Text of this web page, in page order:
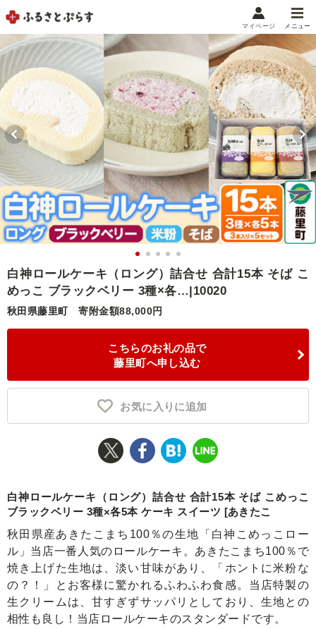
メニュー
マイメニュー
マイページ
お気に入り 閲覧履歴
メニュー
お礼の品から探す
お礼の品をカテゴリや金額で絞り込み
自治体から探す
ランキング
特集・おすすめ
マイページ
白神ロールケーキ（ロング）詰合せ 合計15本 そば こ
めっこ ブラックベリー 3種×各…|10020
秋田県藤里町 寄附金額88,000円
こちらのお礼の品で
藤里町へ申し込む
お気に入りに追加
白神ロールケーキ（ロング）詰合せ 合計15本 そば こめっこ
ブラックベリー 3種×各5本 ケーキ スイーツ [あきたこ
秋田県産あきたこまち100％の生地「白神こめっこロー
ル」当店一番人気のロールケーキ。あきたこまち100％で
焼き上げた生地は、淡い甘味があり、「ホントに米粉な
の？！」とお客様に驚かれるふわふわ食感。当店特製の
生クリームは、甘すぎずサッパリとしており、生地との
相性も良し！当店ロールケーキのスタンダードです。